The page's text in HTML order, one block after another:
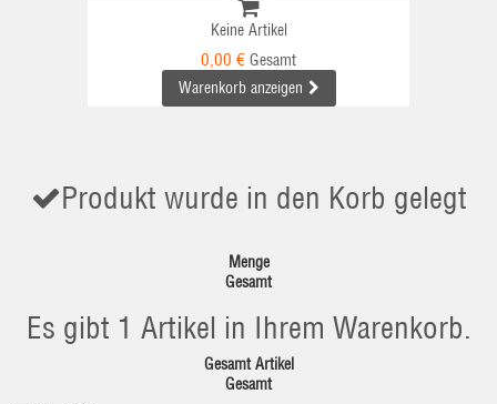
Keine Artikel
0,00 € Gesamt
Warenkorb anzeigen
Produkt wurde in den Korb gelegt
Menge
Gesamt
Es gibt 1 Artikel in Ihrem Warenkorb.
Gesamt Artikel
Gesamt